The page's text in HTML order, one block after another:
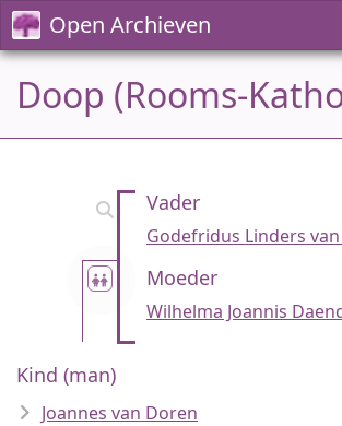
Open Archieven
Doop (Rooms-
Vader
Godefridus Linders
Moeder
Wilhelma Joannis
Kind (man)
Joannes van Doren